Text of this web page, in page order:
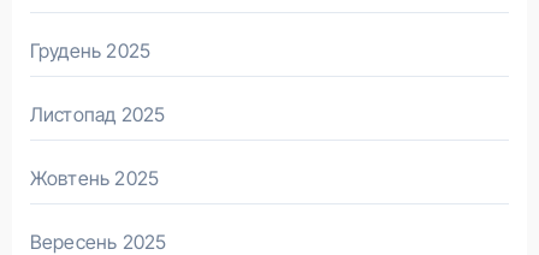
Грудень 2025
Листопад 2025
Жовтень 2025
Вересень 2025